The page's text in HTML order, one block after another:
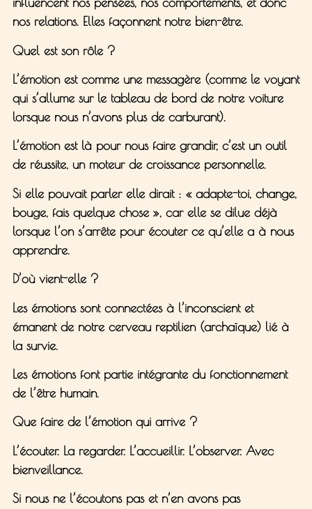
nos relations. Elles façonnent notre bien-être.
Quel est son rôle ?
L’émotion est comme une messagère (comme le voyant
qui s’allume sur le tableau de bord de notre voiture
lorsque nous n’avons plus de carburant).
L’émotion est là pour nous faire grandir, c’est un outil
de réussite, un moteur de croissance personnelle.
Si elle pouvait parler elle dirait : « adapte-toi, change,
bouge, fais quelque chose », car elle se dilue déjà
lorsque l’on s’arrête pour écouter ce qu’elle a à nous
apprendre.
D’où vient-elle ?
Les émotions sont connectées à l’inconscientet
émanent de notre cerveau reptilien (archaïque) lié à
la survie.
Les émotions font partie intégrante du fonctionnement
de l’être humain.
Que faire de l’émotion qui arrive ?
L’écouter. La regarder. L’accueillir. L’observer. Avec
bienveillance.
Si nous ne l’écoutons pas et n’en avons pas